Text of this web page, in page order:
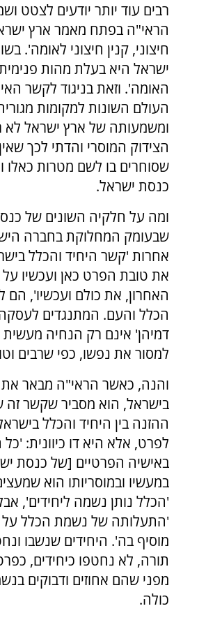
רבים עוד יותר יודעים לצטט
הראי"ה בפתח מאמר ארץ
חיצוני, קנין חיצוני לאומה'.
ישראל היא בעלת מהות
האומה'. וזאת בניגוד לקשר
העולם השונות למקומות
ומשמעותה של ארץ ישראל
הצידוק המוסרי והדתי לכך
שסוחרים בו לשם מטרות
כנסת ישראל.
ומה על חלקיה השונים של
שבעומק המחלוקת בחברה
אחרות 'קשר היחיד והכלל
את טובת הפרט כאן ועכשיו
האחרון, את כולם ועכשיו', הם
הכלל והעם. המתנגדים לעסקה
דמיהן' אינם רק הנחיה
למסור את נפשו, כפי שרבים
והנה, כאשר הראי"ה מבאר את
בישראל, הוא מסביר שקשר
ההזנה בין היחיד והכלל
לפרט, אלא היא דו כיוונית:
באישיה הפרטיים [של כנסת
במעשיו ובמוסריותו הוא
'הכלל נותן נשמה ליחידים',
'התעלותה של נשמת הכלל על
מוסיף בה'. היחידים שנשבו
תורה, לא נחטפו כיחידים,
מפני שהם אחוזים ודבוקים
כולה.